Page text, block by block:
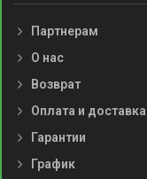
Партнерам
О нас
Возврат
Оплата и доставка
Гарантии
График